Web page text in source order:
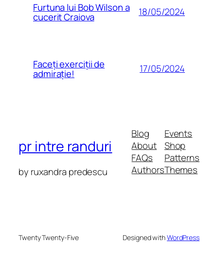
Furtuna lui Bob Wilson a
cucerit Craiova 18/05/2024
Faceți exerciții de
admirație! 17/05/2024
pr intre randuri
by ruxandra predescu
Blog
About
FAQs
Authors
Events
Shop
Patterns
Themes
Twenty Twenty-Five Designed withWordPress